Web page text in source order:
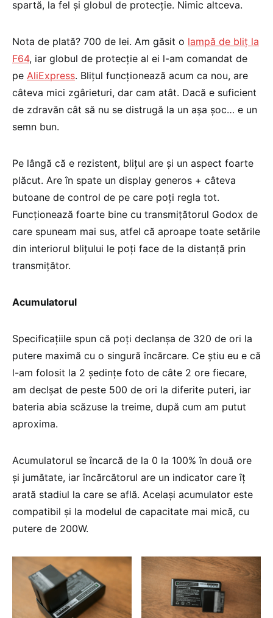
spartă, la fel și globul de protecție. Nimic altceva.
Nota de plată? 700 de lei. Am găsit o lampă de bliț la
F64, iar globul de protecție al ei l-am comandat de
pe AliExpress. Blițul funcționează acum ca nou, are
câteva mici zgârieturi, dar cam atât. Dacă e suficient
de zdravăn cât să nu se distrugă la un așa șoc… e un
semn bun.
Pe lângă că e rezistent, blițul are și un aspect foarte
plăcut. Are în spate un display generos + câteva
butoane de control de pe care poți regla tot.
Funcționează foarte bine cu transmițătorul Godox de
care spuneam mai sus, atfel că aproape toate setările
din interiorul blițului le poți face de la distanță prin
transmițător.
Acumulatorul
Specificațiile spun că poți declanșa de 320 de ori la
putere maximă cu o singură încărcare. Ce știu eu e că
l-am folosit la 2 ședințe foto de câte 2 ore fiecare,
am declșat de peste 500 de ori la diferite puteri, iar
bateria abia scăzuse la treime, după cum am putut
aproxima.
Acumulatorul se încarcă de la 0 la 100% în două ore
și jumătate, iar încărcătorul are un indicator care îț
arată stadiul la care se află. Același acumulator este
compatibil și la modelul de capacitate mai mică, cu
putere de 200W.